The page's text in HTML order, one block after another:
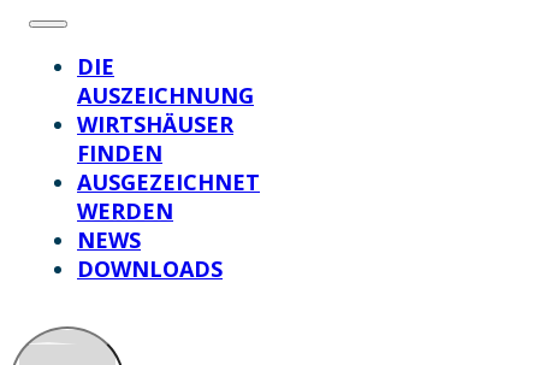
DIE
AUSZEICHNUNG
WIRTSHÄUSER
FINDEN
AUSGEZEICHNET
WERDEN
NEWS
DOWNLOADS